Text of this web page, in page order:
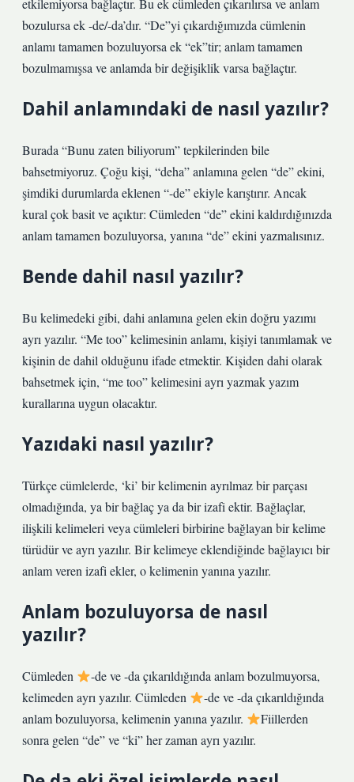
etkilemiyorsa bağlaçtır. Bu ek cümleden çıkarılırsa ve anlam
bozulursa ek -de/-da’dır. “De”yi çıkardığımızda cümlenin
anlamı tamamen bozuluyorsa ek “ek”tir; anlam tamamen
bozulmamışsa ve anlamda bir değişiklik varsa bağlaçtır.
Dahil anlamındaki de nasıl yazılır?
Burada “Bunu zaten biliyorum” tepkilerinden bile
bahsetmiyoruz. Çoğu kişi, “deha” anlamına gelen “de” ekini,
şimdiki durumlarda eklenen “-de” ekiyle karıştırır. Ancak
kural çok basit ve açıktır: Cümleden “de” ekini kaldırdığınızda
anlam tamamen bozuluyorsa, yanına “de” ekini yazmalısınız.
Bende dahil nasıl yazılır?
Bu kelimedeki gibi, dahi anlamına gelen ekin doğru yazımı
ayrı yazılır. “Me too” kelimesinin anlamı, kişiyi tanımlamak ve
kişinin de dahil olduğunu ifade etmektir. Kişiden dahi olarak
bahsetmek için, “me too” kelimesini ayrı yazmak yazım
kurallarına uygun olacaktır.
Yazıdaki nasıl yazılır?
Türkçe cümlelerde, ‘ki’ bir kelimenin ayrılmaz bir parçası
olmadığında, ya bir bağlaç ya da bir izafi ektir. Bağlaçlar,
ilişkili kelimeleri veya cümleleri birbirine bağlayan bir kelime
türüdür ve ayrı yazılır. Bir kelimeye eklendiğinde bağlayıcı bir
anlam veren izafi ekler, o kelimenin yanına yazılır.
Anlam bozuluyorsa de nasıl
yazılır?
Cümleden
-de ve -da çıkarıldığında anlam bozulmuyorsa,
kelimeden ayrı yazılır. Cümleden
-de ve -da çıkarıldığında
anlam bozuluyorsa, kelimenin yanına yazılır.
Fiillerden
sonra gelen “de” ve “ki” her zaman ayrı yazılır.